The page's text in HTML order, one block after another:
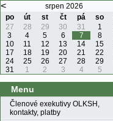
< srpen 2026
po út st čt pá so
27
28 29 30 31 1
3
4 5 6 7 8
10
11 12 13 14 15
17
18 19 20 21 22
24
25 26 27 28 29
31
1 2 3 4 5
Menu
Členové exekutivy OLKSH,
kontakty, platby